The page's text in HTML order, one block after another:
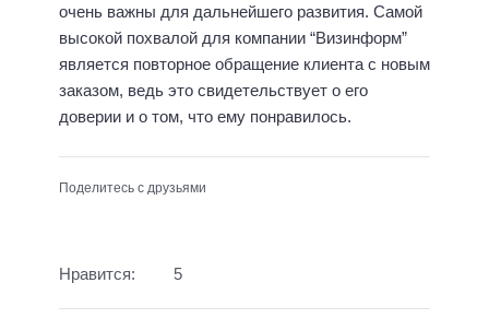
очень важны для дальнейшего развития. Самой
высокой похвалой для компании “Визинформ”
является повторное обращение клиента с новым
заказом, ведь это свидетельствует о его
доверии и о том, что ему понравилось.
Поделитесь с друзьями
Нравится: 5